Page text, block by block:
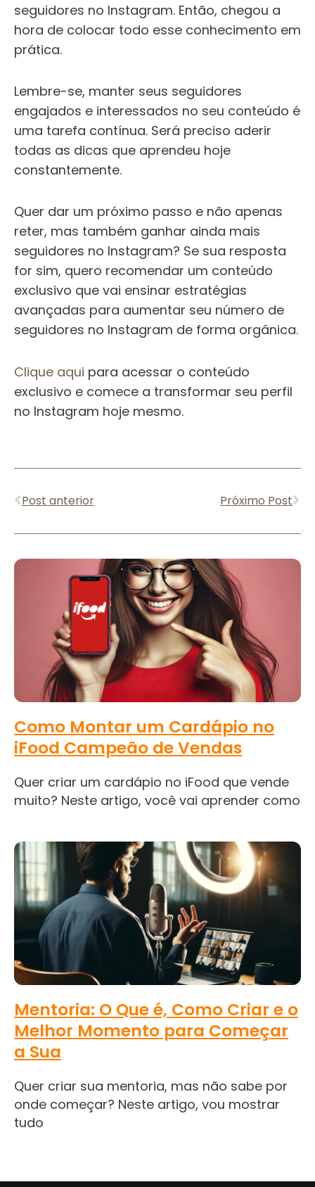
seguidores no Instagram. Então, chegou a
hora de colocar todo esse conhecimento em
prática.
Lembre-se, manter seus seguidores
engajados e interessados no seu conteúdo é
uma tarefa contínua. Será preciso aderir
todas as dicas que aprendeu hoje
constantemente.
Quer dar um próximo passo e não apenas
reter, mas também ganhar ainda mais
seguidores no Instagram? Se sua resposta
for sim, quero recomendar um conteúdo
exclusivo que vai ensinar estratégias
avançadas para aumentar seu número de
seguidores no Instagram de forma orgânica.
Clique aqui para acessar o conteúdo
exclusivo e comece a transformar seu perfil
no Instagram hoje mesmo.
Anterior
Post anterior Próximo Post
Como Montar um Cardápio no
iFood Campeão de Vendas
Quer criar um cardápio no iFood que vende
muito? Neste artigo, você vai aprender como
Mentoria: O Que é, Como Criar e o
Melhor Momento para Começar
a Sua
Quer criar sua mentoria, mas não sabe por
onde começar? Neste artigo, vou mostrar
tudo